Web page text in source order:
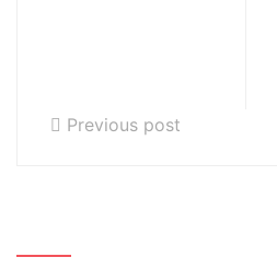
Previous post